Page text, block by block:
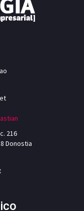
216
Donostia